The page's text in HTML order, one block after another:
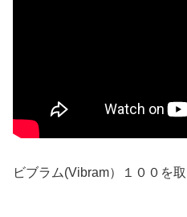
ビブラム(Vibram）１００を